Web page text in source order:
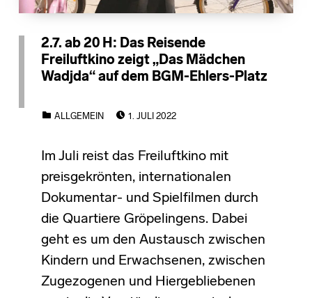
2.7. ab 20 H: Das Reisende
Freiluftkino zeigt „Das Mädchen
Wadjda“ auf dem BGM-Ehlers-Platz
ALLGEMEIN
1. JULI 2022
Im Juli reist das Freiluftkino mit
preisgekrönten, internationalen
Dokumentar- und Spielfilmen durch
die Quartiere Gröpelingens. Dabei
geht es um den Austausch zwischen
Kindern und Erwachsenen, zwischen
Zugezogenen und Hiergebliebenen